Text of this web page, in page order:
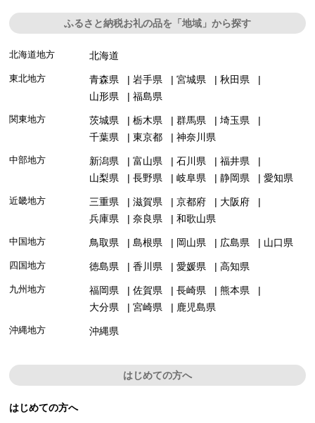
ふるさと納税お礼の品を「地域」から探す
北海道地方 北海道
東北地方 青森県 岩手県 宮城県
秋田県
山形県
福島県
関東地方 茨城県 栃木県 群馬県
埼玉県
千葉県
東京都 神奈川県
中部地方 新潟県 富山県 石川県
福井県
山梨県
長野県 岐阜県 静岡県 愛知県
近畿地方 三重県 滋賀県 京都府
大阪府
兵庫県
奈良県 和歌山県
中国地方 鳥取県 島根県 岡山県 広島県 山口県
四国地方 徳島県 香川県 愛媛県 高知県
九州地方 福岡県 佐賀県 長崎県
熊本県
大分県
宮崎県 鹿児島県
沖縄地方 沖縄県
はじめての方へ
はじめての方へ